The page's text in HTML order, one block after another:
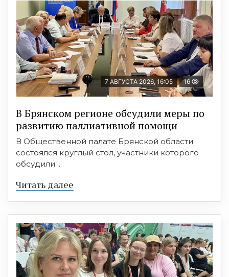
7 АВГУСТА 2026, 16:05 16
В Брянском регионе обсудили меры по
развитию паллиативной помощи
В Общественной палате Брянской области
состоялся круглый стол, участники которого
обсудили ...
Читать далее